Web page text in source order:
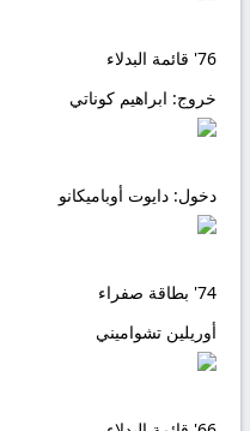
76' قائمة البدلاء
خروج: ابراهيم كوناتي
دخول: دايوت أوباميكانو
74' بطاقة صفراء
أوريلين تشواميني